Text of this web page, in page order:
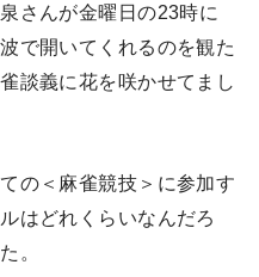
さんが金曜日の23時に
で開いてくれるのを観た
談義に花を咲かせてまし
の＜麻雀競技＞に参加す
はどれくらいなんだろ
。